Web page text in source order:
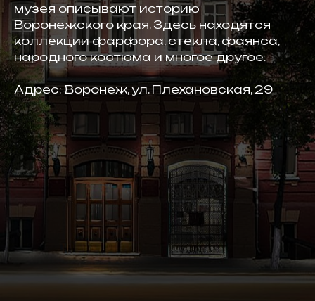
музея описывают историю
Воронежского края. Здесь находятся
коллекции фарфора, стекла, фаянса,
народного костюма и многое другое.
Адрес: Воронеж, ул. Плехановская, 29